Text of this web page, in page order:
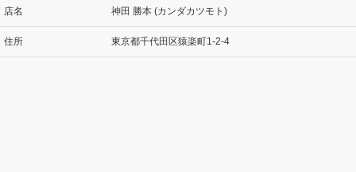
店名 神田 勝本 (カンダカツモト)
住所 東京都千代田区猿楽町1-2-4